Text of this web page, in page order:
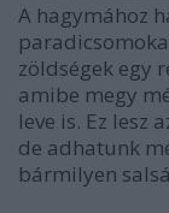
A hagymához
zöldségek egy
amibe megy
leve is. Ez lesz
de adhatunk
bármilyen